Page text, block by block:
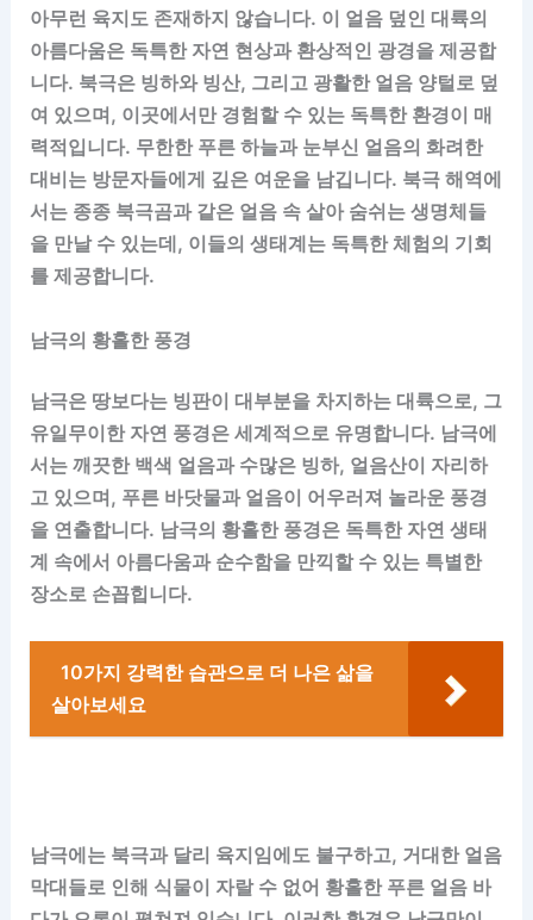
아무런 육지도 존재하지 않습니다. 이 얼음 덮인 대륙의
아름다움은 독특한 자연 현상과 환상적인 광경을 제공합
니다. 북극은 빙하와 빙산, 그리고 광활한 얼음 양털로 덮
여 있으며, 이곳에서만 경험할 수 있는 독특한 환경이 매
력적입니다. 무한한 푸른 하늘과 눈부신 얼음의 화려한
대비는 방문자들에게 깊은 여운을 남깁니다. 북극 해역에
서는 종종 북극곰과 같은 얼음 속 살아 숨쉬는 생명체들
을 만날 수 있는데, 이들의 생태계는 독특한 체험의 기회
를 제공합니다.
남극의 황홀한 풍경
남극은 땅보다는 빙판이 대부분을 차지하는 대륙으로, 그
유일무이한 자연 풍경은 세계적으로 유명합니다. 남극에
서는 깨끗한 백색 얼음과 수많은 빙하, 얼음산이 자리하
고 있으며, 푸른 바닷물과 얼음이 어우러져 놀라운 풍경
을 연출합니다. 남극의 황홀한 풍경은 독특한 자연 생태
계 속에서 아름다움과 순수함을 만끽할 수 있는 특별한
장소로 손꼽힙니다.
10가지 강력한 습관으로 더 나은 삶을
살아보세요
남극에는 북극과 달리 육지임에도 불구하고, 거대한 얼음
막대들로 인해 식물이 자랄 수 없어 황홀한 푸른 얼음 바